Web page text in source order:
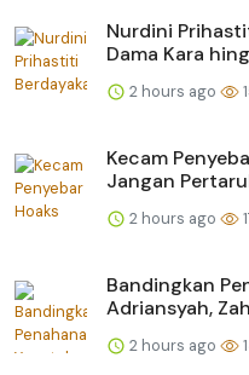
Nurdini
Dama Kara
2 hours ago
Kecam
Jangan
2 hours ago
Bandingkan
Adriansyah,
2 hours ago